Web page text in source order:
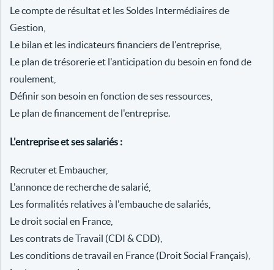
Le compte de résultat et les Soldes Intermédiaires de
Gestion,
Le bilan et les indicateurs financiers de l'entreprise,
Le plan de trésorerie et l'anticipation du besoin en fond de
roulement,
Définir son besoin en fonction de ses ressources,
Le plan de financement de l'entreprise.
L'entreprise et ses salariés :
Recruter et Embaucher,
L'annonce de recherche de salarié,
Les formalités relatives à l'embauche de salariés,
Le droit social en France,
Les contrats de Travail (CDI & CDD),
Les conditions de travail en France (Droit Social Français),